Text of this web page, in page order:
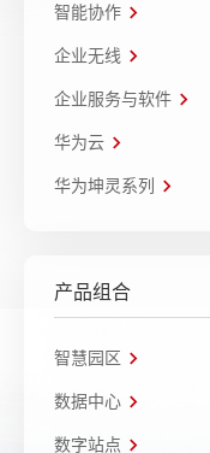
智能协作
企业无线
企业服务与软件
华为云
华为坤灵系列
产品组合
智慧园区
数据中心
数字站点